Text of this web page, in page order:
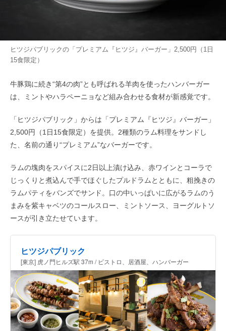
ヒツジパブリックの「プレミアム『ヒツジ』バーガー」2,500円（1日
15食限定）
牛豚鶏に続き“第4の肉”とも呼ばれる羊肉を使ったハンバーガー
は、ミントやハラペーニョなど組み合わせる食材が新感覚です。
「ヒツジパブリック」からは「プレミアム『ヒツジ』バーガー」
2,500円（1日15食限定）を提供。2種類のラム料理をサンドし
た、名前の通り“プレミアム”なバーガーです。
ラムの塊肉をスパイスに2日以上漬け込み、赤ワインとコーラで
じっくりと煮込んで手でほぐしたプルドラムとともに、粗挽きの
ラムパティをバンズでサンド。口の中いっぱいに広がるラムのう
まみを紫キャベツのコールスロー、ミントソース、ヨーグルトソ
ースが引き立たせています。
ヒツジパブリック
[東京] 虎ノ門ヒルズ駅 37m / ビストロ、居酒屋、ハンバーガー